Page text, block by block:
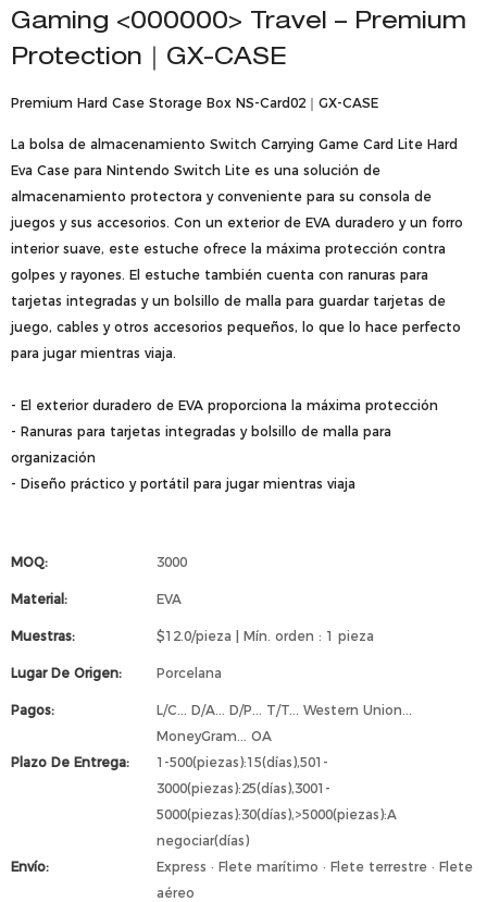
Gaming <000000> Travel – Premium
Protection｜GX-CASE
Premium Hard Case Storage Box NS-Card02｜GX-CASE
La bolsa de almacenamiento Switch Carrying Game Card Lite Hard
Eva Case para Nintendo Switch Lite es una solución de
almacenamiento protectora y conveniente para su consola de
juegos y sus accesorios. Con un exterior de EVA duradero y un forro
interior suave, este estuche ofrece la máxima protección contra
golpes y rayones. El estuche también cuenta con ranuras para
tarjetas integradas y un bolsillo de malla para guardar tarjetas de
juego, cables y otros accesorios pequeños, lo que lo hace perfecto
para jugar mientras viaja.
- El exterior duradero de EVA proporciona la máxima protección
- Ranuras para tarjetas integradas y bolsillo de malla para
organización
- Diseño práctico y portátil para jugar mientras viaja
MOQ: 3000
Material: EVA
Muestras: $12.0/pieza | Mín. orden : 1 pieza
Lugar De Origen: Porcelana
Pagos:
L/C... D/A... D/P... T/T... Western Union...
MoneyGram... OA
Plazo De Entrega:
1-500(piezas):15(días),501-
3000(piezas):25(días),3001-
5000(piezas):30(días),>5000(piezas):A
negociar(días)
Envío:
Express · Flete marítimo · Flete terrestre · Flete
aéreo